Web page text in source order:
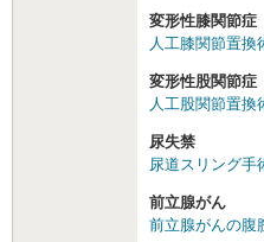
変形性膝関節症
人工膝関節置換
変形性股関節症
人工股関節置換
尿失禁
尿道スリング手
前立腺がん
前立腺がんの腹